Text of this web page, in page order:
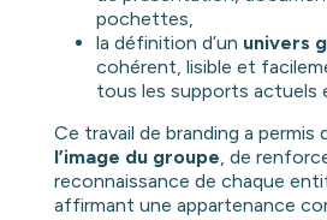
pochettes,
la définition d’un univers
cohérent, lisible et
tous les supports actuels
Ce travail de branding a permis
l’image du groupe, de
reconnaissance de chaque
affirmant une appartenance